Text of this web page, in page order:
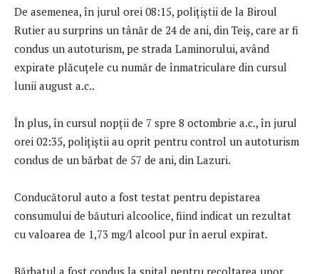
De asemenea, în jurul orei 08:15, polițiștii de la Biroul
Rutier au surprins un tânăr de 24 de ani, din Teiș, care ar fi
condus un autoturism, pe strada Laminorului, având
expirate plăcuțele cu număr de înmatriculare din cursul
lunii august a.c..
În plus, în cursul nopții de 7 spre 8 octombrie a.c., în jurul
orei 02:35, polițiștii au oprit pentru control un autoturism
condus de un bărbat de 57 de ani, din Lazuri.
Conducătorul auto a fost testat pentru depistarea
consumului de băuturi alcoolice, fiind indicat un rezultat
cu valoarea de 1,73 mg/l alcool pur în aerul expirat.